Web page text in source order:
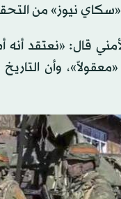
نيوز» من